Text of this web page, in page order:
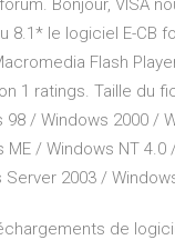
Bonjour, VISA
8.1* le logiciel E-
Flash
1 ratings. Taille du
98 / Windows 2000 /
ME / Windows NT
Server 2003 /
de